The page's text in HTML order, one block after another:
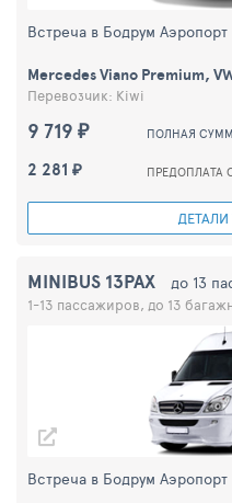
9 719 ₽ ПОЛНАЯ
2 281 ₽ ПРЕДОПЛАТА
Встреча в Бодрум Аэропорт
Mercedes Viano Premium,
Перевозчик: Kiwi
Встреча в Бодрум Аэропорт
MINIBUS 13PAX до 13
1-13 пассажиров, до 13